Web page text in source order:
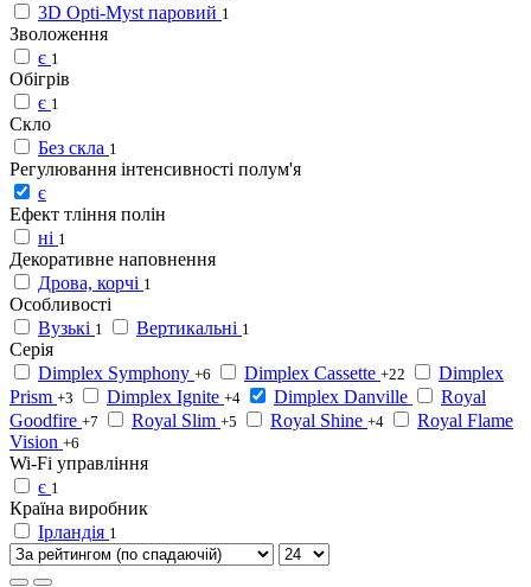
3D Opti-Myst паровий 1
Зволоження
є 1
Обігрів
є 1
Скло
Без скла 1
Регулювання інтенсивності полум'я
є
Ефект тління полін
ні 1
Декоративне наповнення
Дрова, корчі 1
Особливості
Вузькі 1 Вертикальні 1
Серія
Dimplex Symphony +6 Dimplex Cassette +22
Dimplex
Prism +3 Dimplex Ignite +4 Dimplex Danville
Royal
Goodfire +7 Royal Slim +5 Royal Shine +4
Royal Flame
Vision +6
Wi-Fi управління
є 1
Країна виробник
Ірландія 1